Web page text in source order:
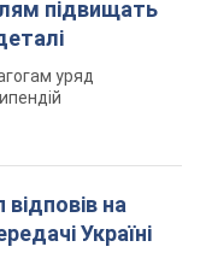
підвищать
уряд
на
Україні